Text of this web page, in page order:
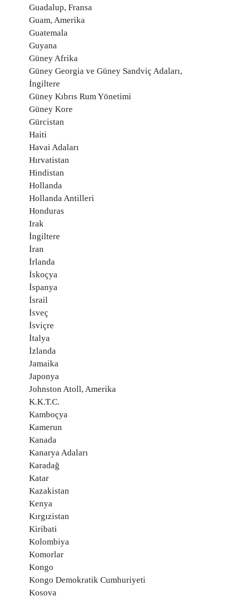
Guadalup, Fransa
Guam, Amerika
Guatemala
Guyana
Güney Afrika
Güney Georgia ve Güney Sandviç Adaları,
İngiltere
Güney Kıbrıs Rum Yönetimi
Güney Kore
Gürcistan
Haiti
Havai Adaları
Hırvatistan
Hindistan
Hollanda
Hollanda Antilleri
Honduras
Irak
İngiltere
İran
İrlanda
İskoçya
İspanya
İsrail
İsveç
İsviçre
İtalya
İzlanda
Jamaika
Japonya
Johnston Atoll, Amerika
K.K.T.C.
Kamboçya
Kamerun
Kanada
Kanarya Adaları
Karadağ
Katar
Kazakistan
Kenya
Kırgızistan
Kiribati
Kolombiya
Komorlar
Kongo
Kongo Demokratik Cumhuriyeti
Kosova